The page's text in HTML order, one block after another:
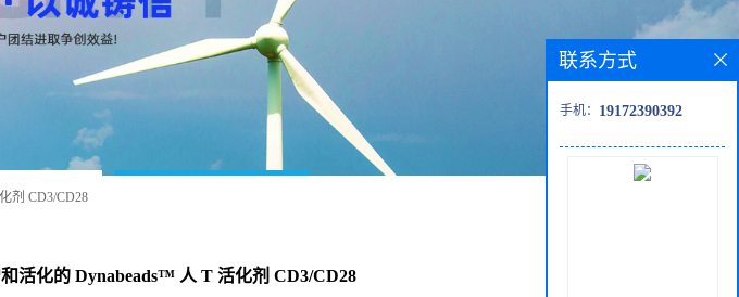
剂 CD3/CD28
活化的 Dynabeads™ 人 T 活化剂 CD3/CD28
联系方式
手机： 19172390392